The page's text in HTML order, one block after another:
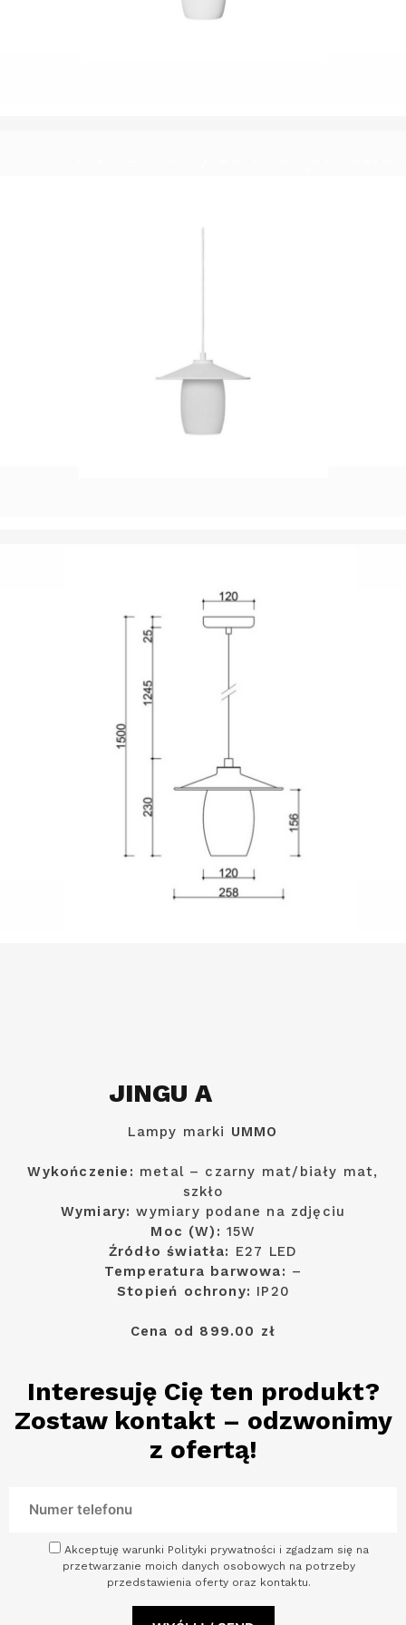
JINGU A
Lampy marki UMMO
Wykończenie: metal – czarny mat/biały mat,
szkło
Wymiary:wymiary podane na zdjęciu
Moc (W): 15W
Źródło światła: E27 LED
Temperatura barwowa: –
Stopień ochrony: IP20
Cena od 899.00 zł
Interesuję Cię ten produkt?
Zostaw kontakt – odzwonimy
z ofertą!
Akceptuję warunki Polityki prywatności i zgadzam się na
przetwarzanie moich danych osobowych na potrzeby
przedstawienia oferty oraz kontaktu.